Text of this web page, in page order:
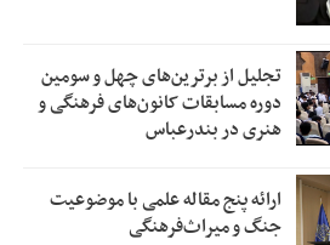
تجلیل از بر‌ترین‌های چهل و سومین
دوره مسابقات کانون‌های فرهنگی و
هنری در بندرعباس
ارائه پنج مقاله علمی با موضوعیت
جنگ و میراث‌فرهنگی